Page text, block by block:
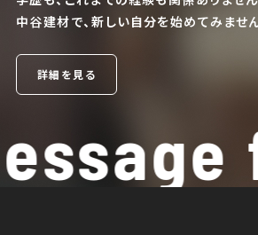
中谷建材で、新しい自分を始めてみません
詳細を見る